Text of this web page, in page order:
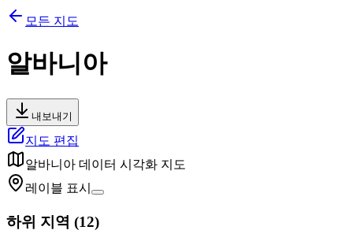
모든 지도
알바니아
내보내기
지도 편집
알바니아 데이터 시각화 지도
레이블 표시
하위 지역 (12)